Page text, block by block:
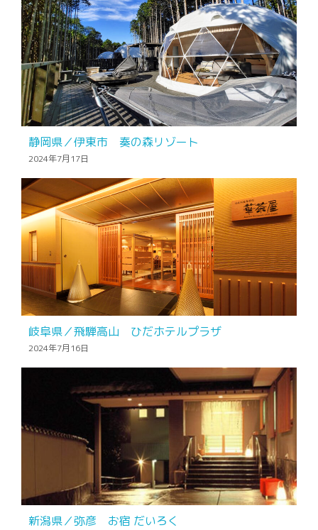
静岡県／伊東市 奏の森リゾート
2024年7月17日
岐阜県／飛騨高山 ひだホテルプラザ
2024年7月16日
新潟県／弥彦 お宿 だいろく